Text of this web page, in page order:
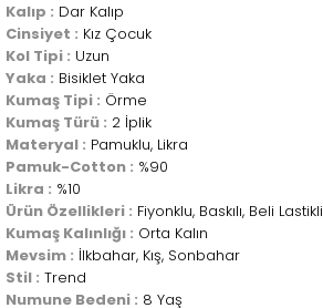
Kalıp : Dar Kalıp
Cinsiyet : Kız Çocuk
Kol Tipi : Uzun
Yaka : Bisiklet Yaka
Kumaş Tipi : Örme
Kumaş Türü : 2 İplik
Materyal : Pamuklu, Likra
Pamuk-Cotton : %90
Likra : %10
Ürün Özellikleri : Fiyonklu, Baskılı, Beli Lastikli
Kumaş Kalınlığı : Orta Kalın
Mevsim : İlkbahar, Kış, Sonbahar
Stil : Trend
Numune Bedeni : 8 Yaş